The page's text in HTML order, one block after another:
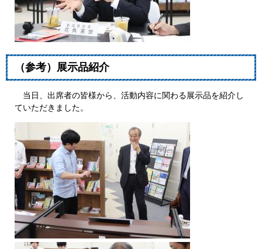
（参考）展示品紹介
当日、出席者の皆様から、活動内容に関わる展示品を紹介し
ていただきました。